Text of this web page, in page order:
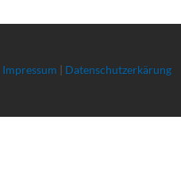
Impressum | Datenschutzerkärung